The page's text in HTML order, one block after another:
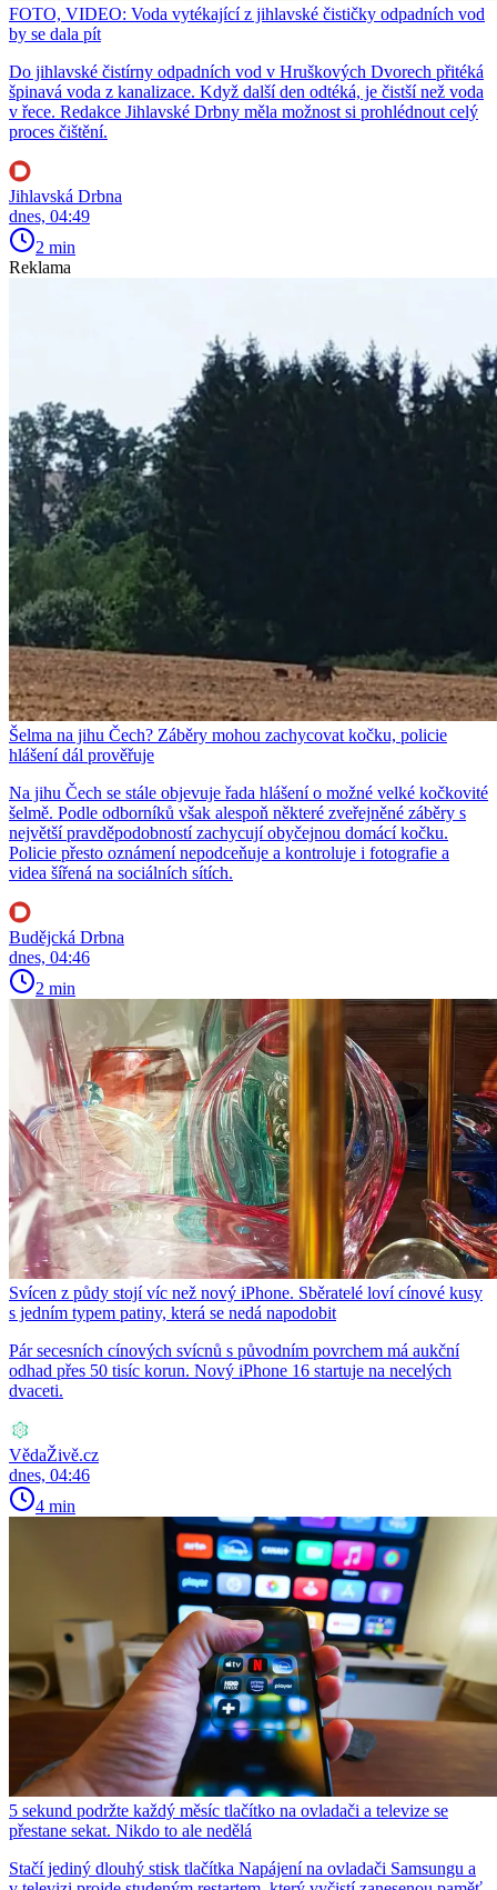
FOTO, VIDEO: Voda vytékající z jihlavské čističky odpadních vod
by se dala pít
Do jihlavské čistírny odpadních vod v Hruškových Dvorech přitéká
špinavá voda z kanalizace. Když další den odtéká, je čistší než voda
v řece. Redakce Jihlavské Drbny měla možnost si prohlédnout celý
proces čištění.
Jihlavská Drbna
dnes, 04:49
2 min
Reklama
Šelma na jihu Čech? Záběry mohou zachycovat kočku, policie
hlášení dál prověřuje
Na jihu Čech se stále objevuje řada hlášení o možné velké kočkovité
šelmě. Podle odborníků však alespoň některé zveřejněné záběry s
největší pravděpodobností zachycují obyčejnou domácí kočku.
Policie přesto oznámení nepodceňuje a kontroluje i fotografie a
videa šířená na sociálních sítích.
Budějcká Drbna
dnes, 04:46
2 min
Svícen z půdy stojí víc než nový iPhone. Sběratelé loví cínové kusy
s jedním typem patiny, která se nedá napodobit
Pár secesních cínových svícnů s původním povrchem má aukční
odhad přes 50 tisíc korun. Nový iPhone 16 startuje na necelých
dvaceti.
VědaŽivě.cz
dnes, 04:46
4 min
5 sekund podržte každý měsíc tlačítko na ovladači a televize se
přestane sekat. Nikdo to ale nedělá
Stačí jediný dlouhý stisk tlačítka Napájení na ovladači Samsungu a